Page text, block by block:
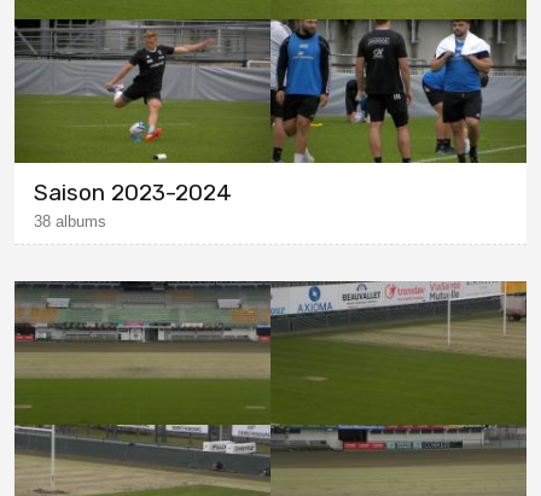
Saison 2023-2024
38 albums